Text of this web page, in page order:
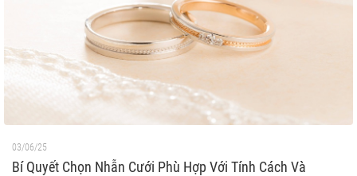
03/06/25
Bí Quyết Chọn Nhẫn Cưới Phù Hợp Với Tính Cách Và